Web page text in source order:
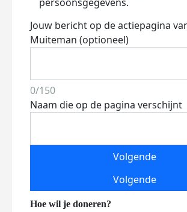
Jouw bericht op de actiepagina
Muiteman (optioneel)
0/150
Naam die op de pagina verschijnt
Volgende
Volgende